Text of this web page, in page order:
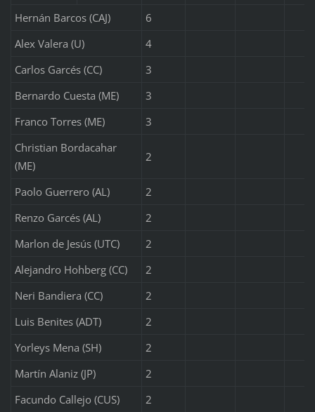
Hernán Barcos (CAJ)
6
Alex Valera (U)
4
Carlos Garcés (CC)
3
Bernardo Cuesta (ME)
3
Franco Torres (ME)
3
Christian Bordacahar
(ME)
2
Paolo Guerrero (AL)
2
Renzo Garcés (AL)
2
Marlon de Jesús (UTC)
2
Alejandro Hohberg (CC)
2
Neri Bandiera (CC)
2
Luis Benites (ADT)
2
Yorleys Mena (SH)
2
Martín Alaniz (JP)
2
Facundo Callejo (CUS)
2